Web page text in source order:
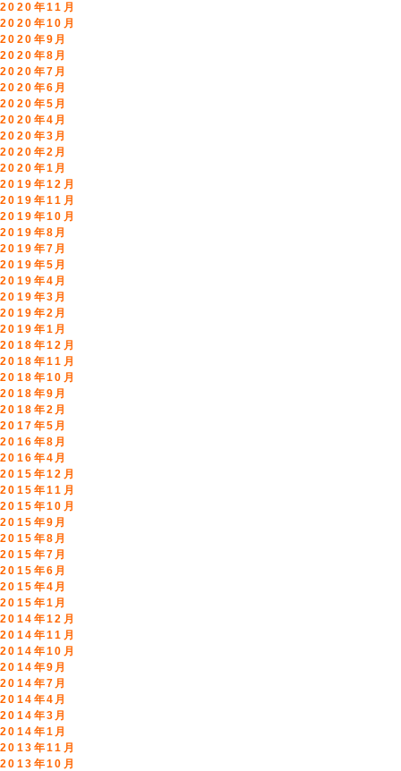
2020年11月
2020年10月
2020年9月
2020年8月
2020年7月
2020年6月
2020年5月
2020年4月
2020年3月
2020年2月
2020年1月
2019年12月
2019年11月
2019年10月
2019年8月
2019年7月
2019年5月
2019年4月
2019年3月
2019年2月
2019年1月
2018年12月
2018年11月
2018年10月
2018年9月
2018年2月
2017年5月
2016年8月
2016年4月
2015年12月
2015年11月
2015年10月
2015年9月
2015年8月
2015年7月
2015年6月
2015年4月
2015年1月
2014年12月
2014年11月
2014年10月
2014年9月
2014年7月
2014年4月
2014年3月
2014年1月
2013年11月
2013年10月